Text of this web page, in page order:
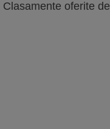
Clasamente oferite de